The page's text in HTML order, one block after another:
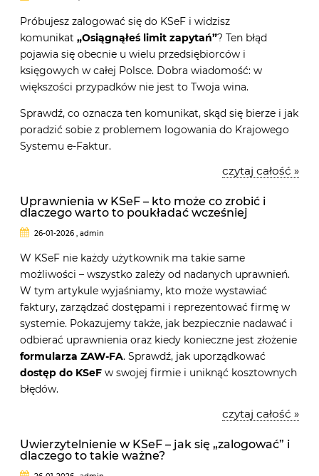
Próbujesz zalogować się do KSeF i widzisz
komunikat „Osiągnąłeś limit zapytań”? Ten błąd
pojawia się obecnie u wielu przedsiębiorców i
księgowych w całej Polsce. Dobra wiadomość: w
większości przypadków nie jest to Twoja wina.
Sprawdź, co oznacza ten komunikat, skąd się bierze i jak
poradzić sobie z problemem logowania do Krajowego
Systemu e-Faktur.
czytaj całość »
Uprawnienia w KSeF – kto może co zrobić i
dlaczego warto to poukładać wcześniej
26-01-2026 , admin
W KSeF nie każdy użytkownik ma takie same
możliwości – wszystko zależy od nadanych uprawnień.
W tym artykule wyjaśniamy, kto może wystawiać
faktury, zarządzać dostępami i reprezentować firmę w
systemie. Pokazujemy także, jak bezpiecznie nadawać i
odbierać uprawnienia oraz kiedy konieczne jest złożenie
formularza ZAW-FA. Sprawdź, jak uporządkować
dostęp do KSeF w swojej firmie i uniknąć kosztownych
błędów.
czytaj całość »
Uwierzytelnienie w KSeF – jak się „zalogować” i
dlaczego to takie ważne?